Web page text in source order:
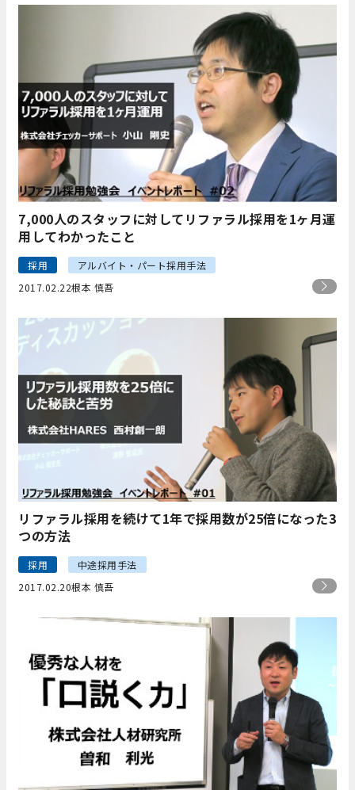
7,000人のスタッフに対してリファラル採用を1ヶ月運
用してわかったこと
採用
アルバイト・パート採用手法
2017.02.22根本 慎吾
リファラル採用を続けて1年で採用数が25倍になった3
つの方法
採用
中途採用手法
2017.02.20根本 慎吾